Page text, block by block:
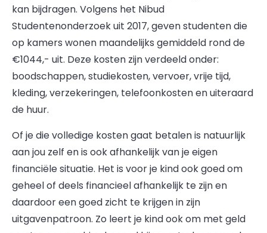
kan bijdragen. Volgens het Nibud
Studentenonderzoek uit 2017, geven studenten die
op kamers wonen maandelijks gemiddeld rond de
€1044,- uit. Deze kosten zijn verdeeld onder:
boodschappen, studiekosten, vervoer, vrije tijd,
kleding, verzekeringen, telefoonkosten en uiteraard
de huur.
Of je die volledige kosten gaat betalen is natuurlijk
aan jou zelf en is ook afhankelijk van je eigen
financiële situatie. Het is voor je kind ook goed om
geheel of deels financieel afhankelijk te zijn en
daardoor een goed zicht te krijgen in zijn
uitgavenpatroon. Zo leert je kind ook om met geld